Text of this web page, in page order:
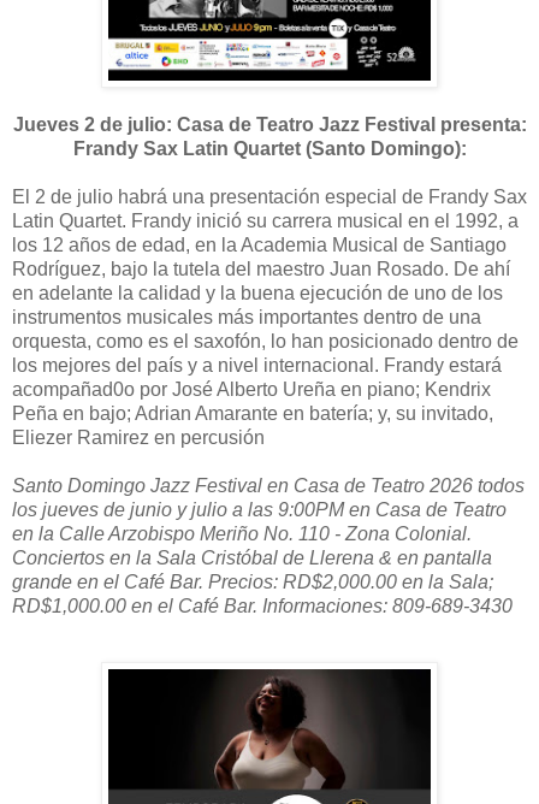
Jueves 2 de julio: Casa de Teatro Jazz Festival presenta:
Frandy Sax Latin Quartet (Santo Domingo):
El 2 de julio habrá una presentación especial de Frandy Sax
Latin Quartet. Frandy inició su carrera musical en el 1992, a
los 12 años de edad, en la Academia Musical de Santiago
Rodríguez, bajo la tutela del maestro Juan Rosado. De ahí
en adelante la calidad y la buena ejecución de uno de los
instrumentos musicales más importantes dentro de una
orquesta, como es el saxofón, lo han posicionado dentro de
los mejores del país y a nivel internacional. Frandy estará
acompañad0o por José Alberto Ureña en piano; Kendrix
Peña en bajo; Adrian Amarante en batería; y, su invitado,
Eliezer Ramirez en percusión
Santo Domingo Jazz Festival en Casa de Teatro 2026 todos
los jueves de junio y julio a las 9:00PM en Casa de Teatro
en la Calle Arzobispo Meriño No. 110 - Zona Colonial.
Conciertos en la Sala Cristóbal de Llerena & en pantalla
grande en el Café Bar. Precios: RD$2,000.00 en la Sala;
RD$1,000.00 en el Café Bar. Informaciones: 809-689-3430